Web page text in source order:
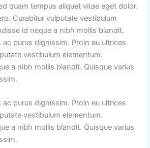
quam tempus aliquet vitae eget dolor.
Curabitur vulputate vestibulum
id neque a nibh mollis blandit.
ac purus dignissim. Proin eu ultrices
vestibulum elementum.
a nibh mollis blandit. Quisque varius
ac purus dignissim. Proin eu ultrices
vestibulum elementum.
a nibh mollis blandit. Quisque varius